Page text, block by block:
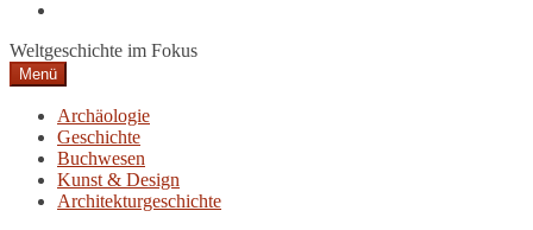
Weltgeschichte im Fokus
Menü
Archäologie
Geschichte
Buchwesen
Kunst & Design
Architekturgeschichte